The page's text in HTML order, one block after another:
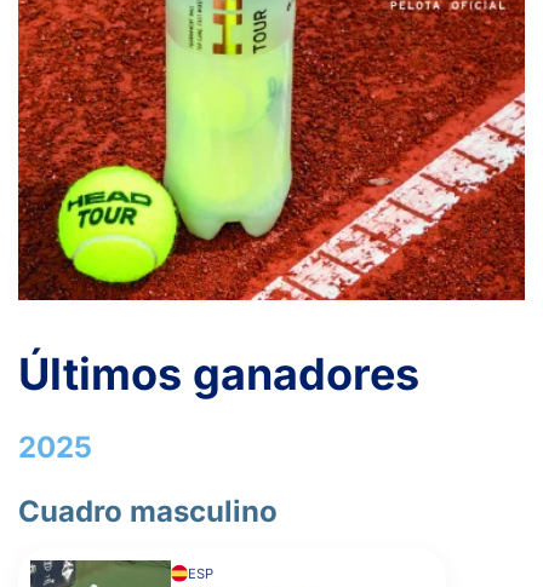
-
PÉREZ SANZ, D.
PALAZÓN LACASA, A. 66
-
LÓPEZ ALCARAZ, E.
Últimos ganadores
2025
Cuadro masculino
ESP